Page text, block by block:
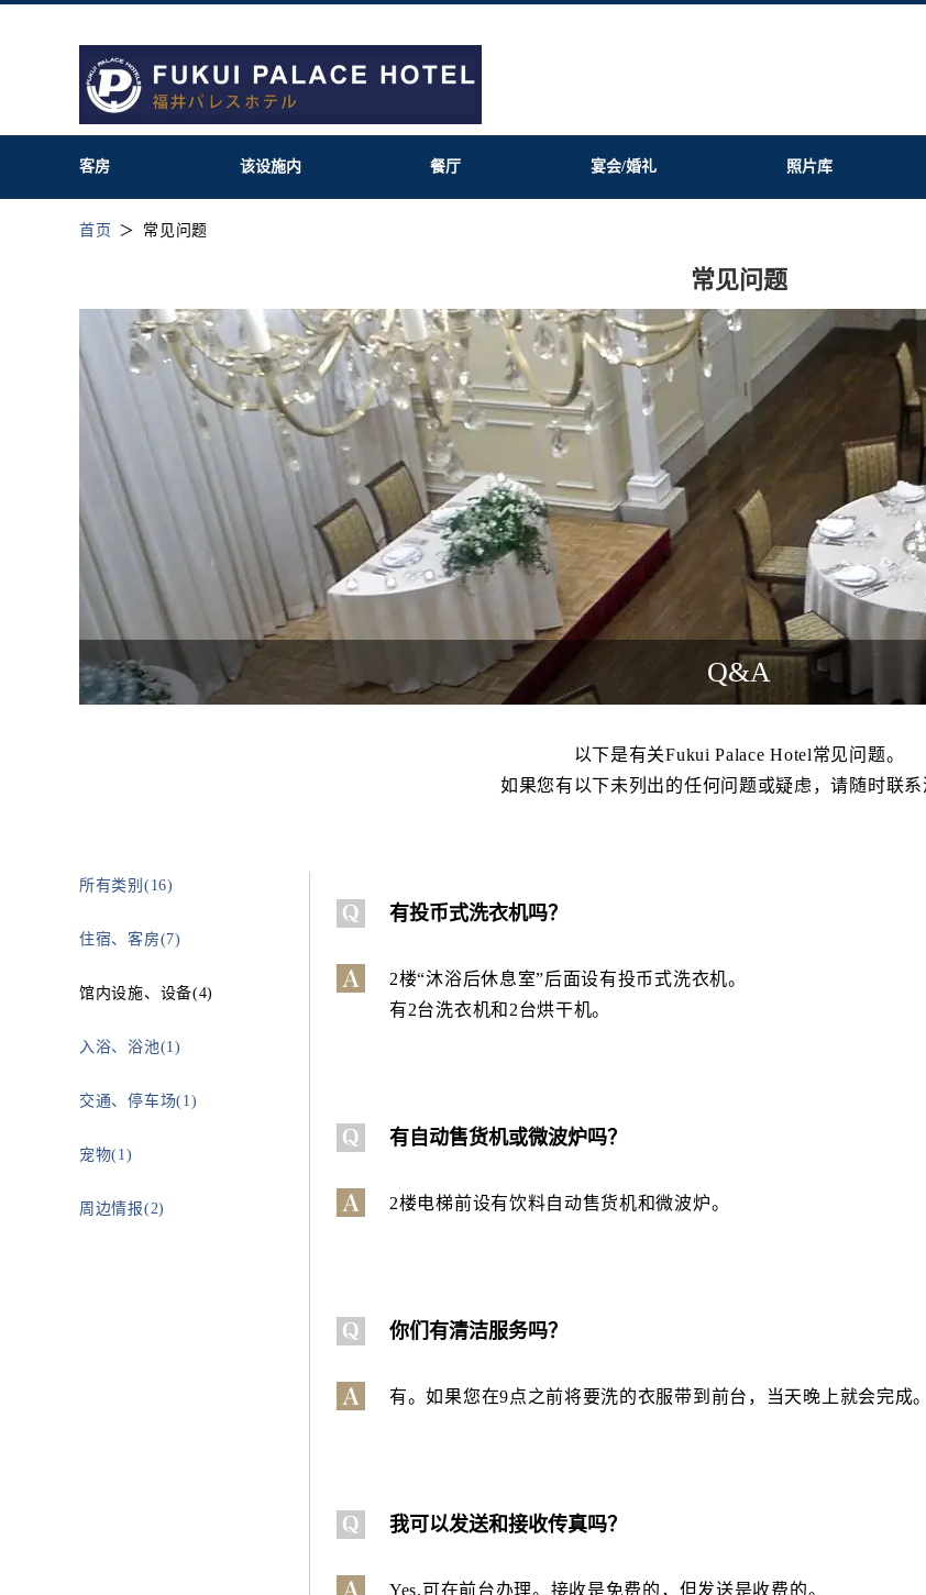
客房 该设施内 餐厅 宴会/婚礼 照片库
首页 常见问题
常见问题
Q&A
以下是有关Fukui Palace Hotel常见问题。
如果您有以下未列出的任何问题或疑虑，请随时联系
所有类别(16)
住宿、客房(7)
馆内设施、设备(4)
入浴、浴池(1)
交通、停车场(1)
宠物(1)
周边情报(2)
有投币式洗衣机吗？
2楼“沐浴后休息室”后面设有投币式洗衣机。
有2台洗衣机和2台烘干机。
有自动售货机或微波炉吗？
2楼电梯前设有饮料自动售货机和微波炉。
你们有清洁服务吗？
有。如果您在9点之前将要洗的衣服带到前台，当天晚上就会完成
我可以发送和接收传真吗？
Yes.可在前台办理。接收是免费的，但发送是收费的。